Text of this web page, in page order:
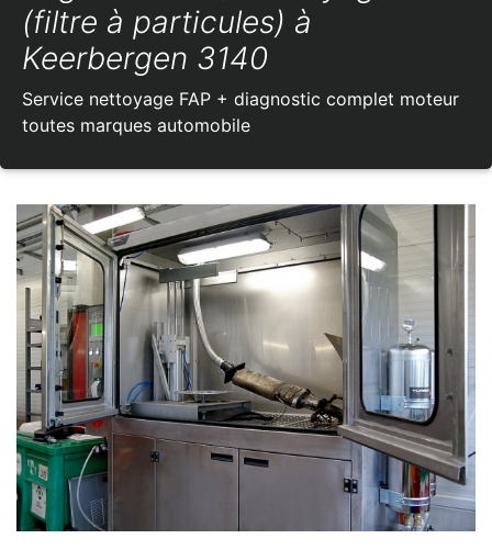
(filtre à particules) à
Keerbergen 3140
Service nettoyage FAP + diagnostic complet moteur
toutes marques automobile